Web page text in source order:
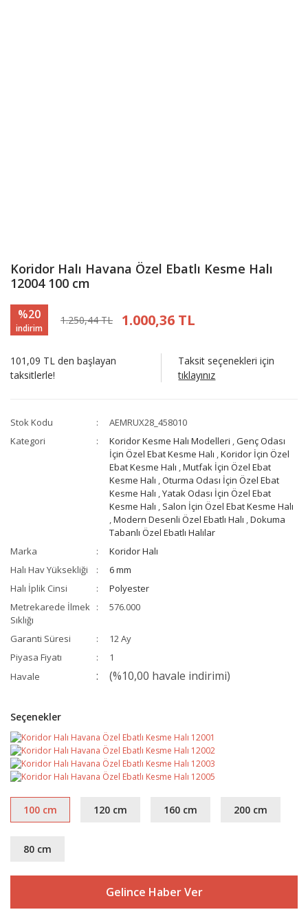
Koridor Halı Havana Özel Ebatlı Kesme Halı
12004 100 cm
%20
indirim
1.250,44 TL 1.000,36 TL
101,09 TL den başlayan
taksitlerle!
Taksit seçenekleri için
tıklayınız
Stok Kodu
AEMRUX28_458010
Kategori
Koridor Kesme Halı Modelleri ,Genç Odası
İçin Özel Ebat Kesme Halı ,Koridor İçin Özel
Ebat Kesme Halı ,Mutfak İçin Özel Ebat
Kesme Halı ,Oturma Odası İçin Özel Ebat
Kesme Halı ,Yatak Odası İçin Özel Ebat
Kesme Halı , Salon İçin Özel Ebat Kesme Halı
,Modern Desenli Özel Ebatlı Halı ,Dokuma
Tabanlı Özel Ebatlı Halılar
Marka
Koridor Halı
Halı Hav Yüksekliği
6 mm
Halı İplik Cinsi
Polyester
Metrekarede İlmek
Sıklığı
576.000
Garanti Süresi
12 Ay
Piyasa Fiyatı
1
Havale
(%10,00 havale indirimi)
Seçenekler
100 cm 120 cm 160 cm 200 cm
80 cm
Gelince Haber Ver